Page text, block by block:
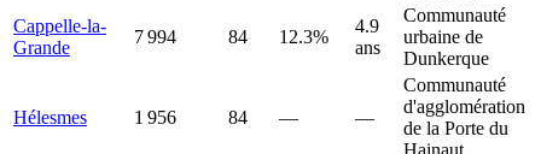
Cappelle-la-
Grande
7 994 84 12.3%
4.9
ans
Communauté
urbaine de
Dunkerque
Hélesmes 1 956 84 — —
Communauté
d'agglomération
de la Porte du
Hainaut